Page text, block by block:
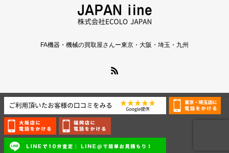
FA機器・機械の買取屋さんー東京・大阪・埼玉・九州
Copyright © ECOLO JAPAN Inc.